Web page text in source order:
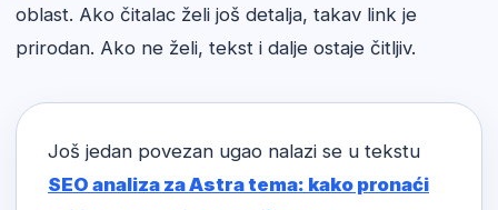
oblast. Ako čitalac želi još detalja, takav link je
prirodan. Ako ne želi, tekst i dalje ostaje čitljiv.
Još jedan povezan ugao nalazi se u tekstu
SEO analiza za Astra tema: kako pronaći